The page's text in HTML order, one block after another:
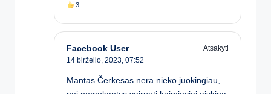
3
Facebook User
Atsakyti
14 birželio, 2023, 07:52
Mantas Čerkesas nera nieko juokingiau,